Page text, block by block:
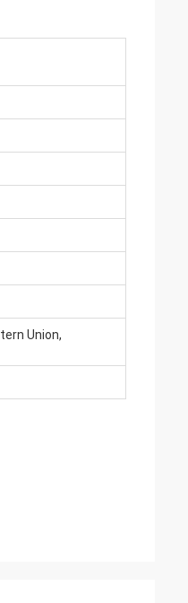
Union,